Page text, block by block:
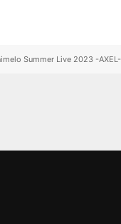
Summer Live 2023 -AXEL-